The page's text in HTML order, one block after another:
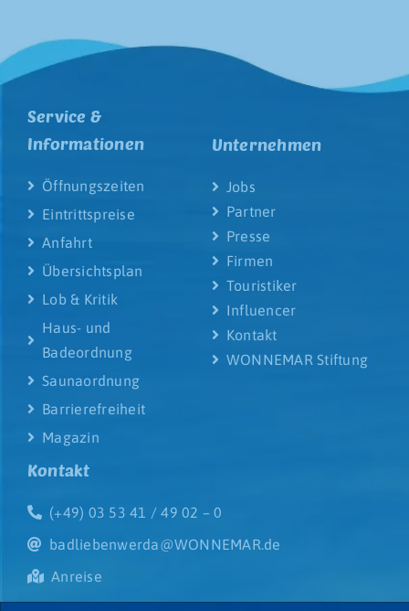
Service &
Informationen
Öffnungszeiten
Eintrittspreise
Anfahrt
Übersichtsplan
Lob & Kritik
Haus- und
Badeordnung
Saunaordnung
Barrierefreiheit
Magazin
Unternehmen
Jobs
Partner
Presse
Firmen
Touristiker
Influencer
Kontakt
WONNEMAR Stiftung
Kontakt
(+49) 03 53 41 / 49 02 – 0
badliebenwerda@WONNEMAR.de
Anreise